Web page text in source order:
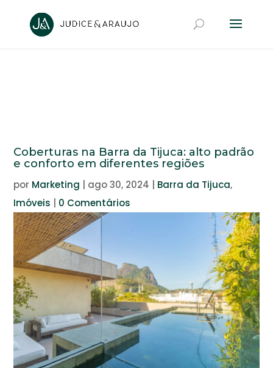
Coberturas na Barra da Tijuca: alto padrão
e conforto em diferentes regiões
por Marketing ago 30, 2024 Barra da Tijuca,
Imóveis
0 Comentários